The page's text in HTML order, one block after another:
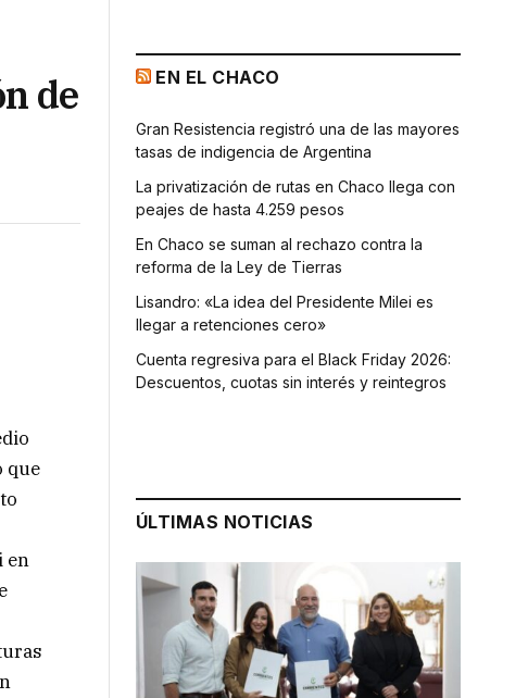
de
que
en
EN EL CHACO
Gran Resistencia registró una de las mayores
tasas de indigencia de Argentina
La privatización de rutas en Chaco llega con
peajes de hasta 4.259 pesos
En Chaco se suman al rechazo contra la
reforma de la Ley de Tierras
Lisandro: «La idea del Presidente Milei es
llegar a retenciones cero»
Cuenta regresiva para el Black Friday 2026:
Descuentos, cuotas sin interés y reintegros
ÚLTIMAS NOTICIAS